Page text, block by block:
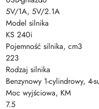
5V/1A, 5V/2.1A
Model silnika
KS 240i
Pojemność silnika, cm3
223
Rodzaj silnika
Benzynowy 1-cylindrowy, 4-
Moc wyjściowa, KM
7.5